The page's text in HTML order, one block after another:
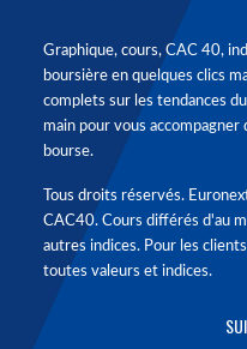
Graphique, cours, CAC 40,
boursière en quelques clics
complets sur les tendances
main pour vous
bourse.
Tous droits réservés.
CAC40. Cours différés d'au
autres indices. Pour les
toutes valeurs et indices.